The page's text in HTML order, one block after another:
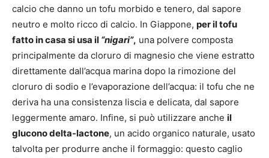
calcio che danno un tofu morbido e tenero, dal sapore
neutro e molto ricco di calcio. In Giappone, per il tofu
fatto in casa si usa il “nigari”, una polvere composta
principalmente da cloruro di magnesio che viene estratto
direttamente dall’acqua marina dopo la rimozione del
cloruro di sodio e l’evaporazione dell’acqua: il tofu che ne
deriva ha una consistenza liscia e delicata, dal sapore
leggermente amaro. Infine, si può utilizzare anche il
glucono delta-lactone, un acido organico naturale, usato
talvolta per produrre anche il formaggio: questo caglio